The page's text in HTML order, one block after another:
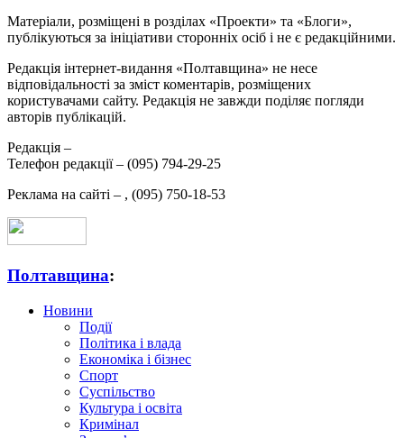
Матеріали, розміщені в розділах «Проекти» та «Блоги»,
публікуються за ініціативи сторонніх осіб і не є редакційними.
Редакція інтернет-видання «Полтавщина» не несе
відповідальності за зміст коментарів, розміщених
користувачами сайту. Редакція не завжди поділяє погляди
авторів публікацій.
Редакція –
Телефон редакції – (095) 794-29-25
Реклама на сайті – , (095) 750-18-53
Полтавщина:
Новини
Події
Політика і влада
Економіка і бізнес
Спорт
Суспільство
Культура і освіта
Кримінал